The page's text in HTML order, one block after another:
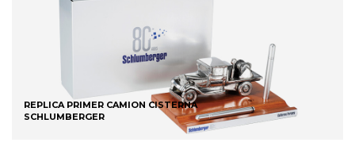
REPLICA PRIMER CAMION CISTERNA
SCHLUMBERGER